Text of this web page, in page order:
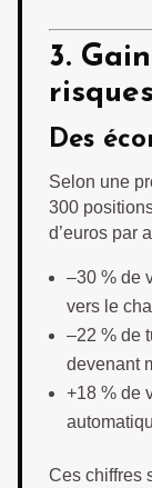
3.
Des
Selon une
300
d’euros par
–30 % de
vers le
–22 % de
devenant
+18 % de
Ces chiffres